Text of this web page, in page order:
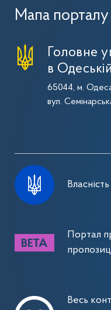
Мапа порталу
Головне
в
65044, м.
вул.
Портал
Весь